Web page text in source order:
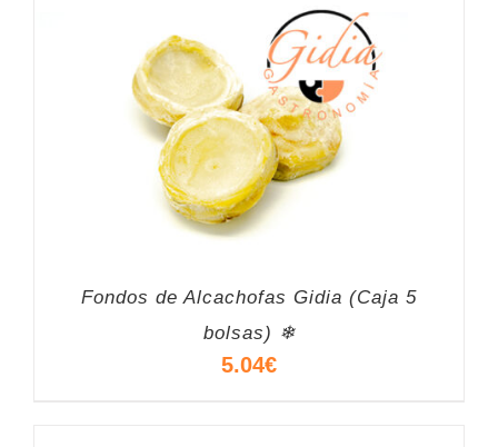
Fondos de Alcachofas Gidia (Caja 5
bolsas) ❄
5.04€